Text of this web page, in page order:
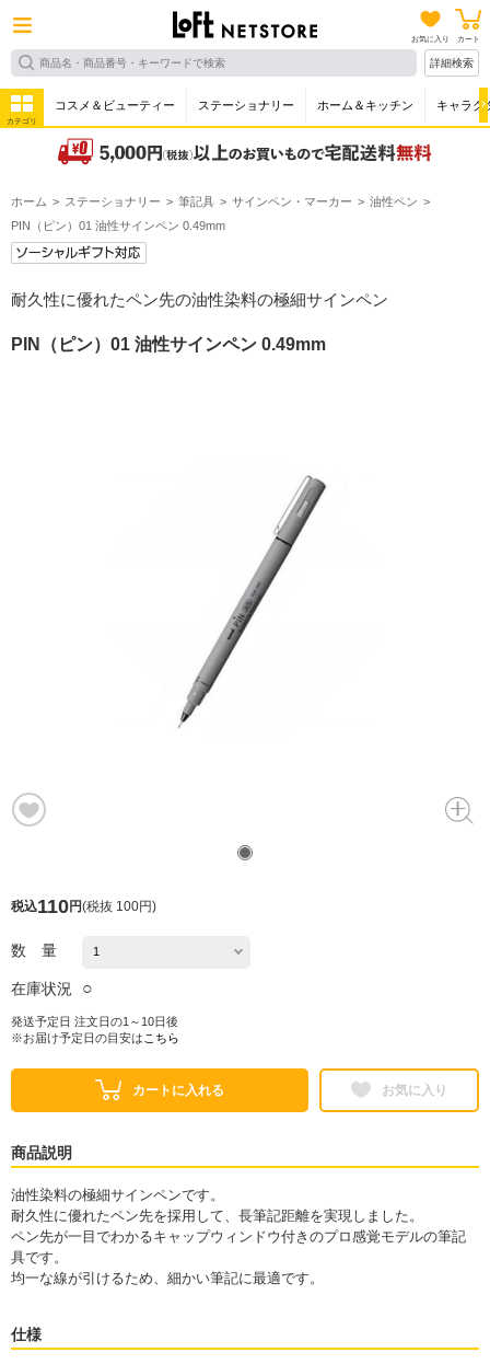
お気に入り カート
詳細検索
カテゴリ
コスメ＆ビューティー ステーショナリー ホーム＆キッチン キャラク
ホーム ステーショナリー 筆記具 サインペン・マーカー
油性ペン
PIN（ピン）01 油性サインペン 0.49mm
耐久性に優れたペン先の油性染料の極細サインペン
PIN（ピン）01 油性サインペン 0.49mm
税込110円(税抜 100円)
数 量
在庫状況 ○
発送予定日 注文日の1～10日後
※お届け予定日の目安は こちら
カートに入れる お気に入り
商品説明
油性染料の極細サインペンです。
耐久性に優れたペン先を採用して、長筆記距離を実現しました。
ペン先が一目でわかるキャップウィンドウ付きのプロ感覚モデルの筆記
具です。
均一な線が引けるため、細かい筆記に最適です。
仕様